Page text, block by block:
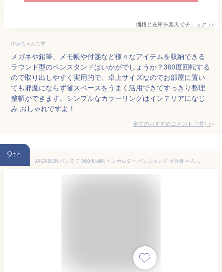
価格と在庫を楽天でチェック >>
ゆみちゃんです
メガネや鉛筆、メモ帳や付箋など様々なアイテムを収納できる
ラウンド型のペンスタンドはいかがでしょうか？360度回転する
ので取り出しやすく実用的で、卓上サイズなのでお部屋に置い
ても邪魔にならず省スペースをうまく活用できてすっきり整理
整頓ができます。シンプルなカラーリングはインテリアになじ
み おしゃれですよ！
全てのおすすめコメント (1件) >
9th
JXCXSON ペン立て 360度回転 ペンホルダー ペンスタンド 大容量 ぺんたて 9グリード分類鉛筆たて 多機能 分類箱 小物 卓上収納 文房具 化粧品 便利 オフィス 家庭生活用 収納ボックス（白です）